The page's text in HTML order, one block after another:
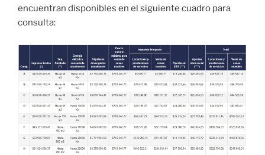
encuentran disponibles en el siguiente cuadro para
consulta: